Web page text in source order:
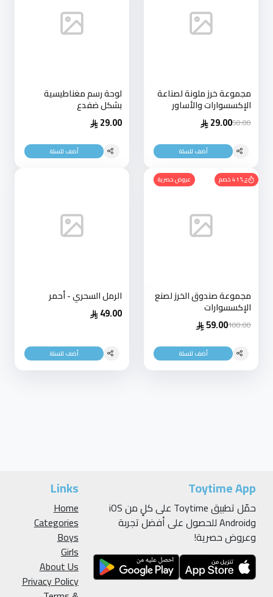
مجموعة خرز ملونة لصناعة
الإكسسوارات والأساور
50.00
29.00
أضف للسلة
لوحة رسم مغناطيسية
بشكل ضفدع
29.00
أضف للسلة
41% خصم عروض حصرية
مجموعة صندوق الخرز لصنع
الإكسسوارات
100.00
59.00
أضف للسلة
الرمل السحري - أحمر
49.00
أضف للسلة
Toytime App
حمّل تطبيق Toytime على كلٍ من iOS
وAndroid للحصول على أفضل تجربة
وعروض حصرية!
Links
Home
Categories
Boys
Girls
About Us
Privacy Policy